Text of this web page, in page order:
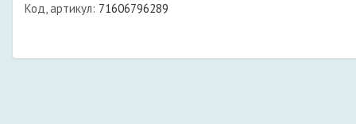
Код, артикул: 71606796289